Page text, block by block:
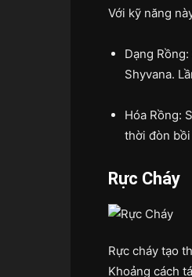
Với kỹ năng
Dạng
Shyvana.
Hóa Rồng:
thời đòn
Rực Cháy
Rực cháy tạo
Khoảng cách